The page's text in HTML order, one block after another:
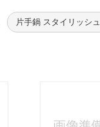
片手鍋 スタイリッシュ